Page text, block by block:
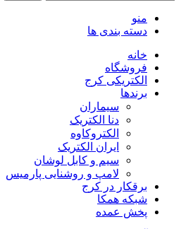
منو
دسته بندی ها
خانه
فروشگاه
الکتریکی کرج
برندها
سیماران
دنا الکتریک
الکتروکاوه
ایران الکتریک
سیم و کابل لوشان
لامپ و روشنایی پارمیس
برقکار در کرج
شبکه همکا
پخش عمده